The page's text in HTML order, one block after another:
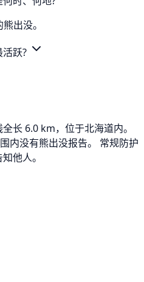
出没。
跃?
长 6.0 km，位于北海道内。
内没有熊出没报告。 常规防护
他人。